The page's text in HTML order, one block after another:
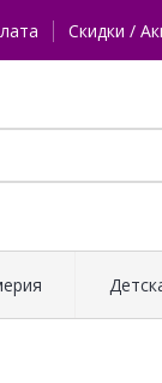
Скидки /